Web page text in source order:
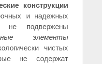
конструкции
и надежных
не подвержены
элементы
чистых
не содержат